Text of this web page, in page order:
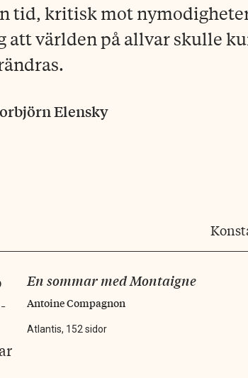
tid, kritisk mot
att världen på allvar skulle
Elensky
En sommar med Montaigne
Antoine Compagnon
Atlantis, 152 sidor